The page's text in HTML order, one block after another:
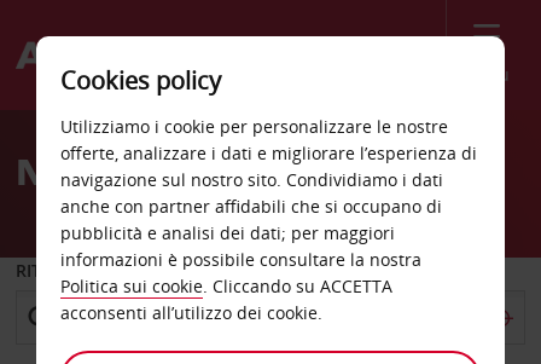
Menù
Welcome
AvisNoleggio auto Fresno
RITIRO DA
Cookies policy
Utilizziamo i cookie per personalizzare le nostre
offerte, analizzare i dati e migliorare l’esperienza di
navigazione sul nostro sito. Condividiamo i dati
anche con partner affidabili che si occupano di
pubblicità e analisi dei dati; per maggiori
informazioni è possibile consultare la nostra
Politica sui cookie. Cliccando su ACCETTA
acconsenti all’utilizzo dei cookie.